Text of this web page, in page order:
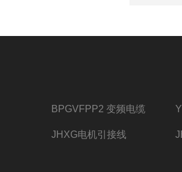
BPGVFPP2 变频电缆
JHXG电机引接线